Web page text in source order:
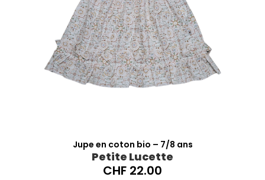
Jupe en coton bio – 7/8 ans
Petite Lucette
CHF 22.00